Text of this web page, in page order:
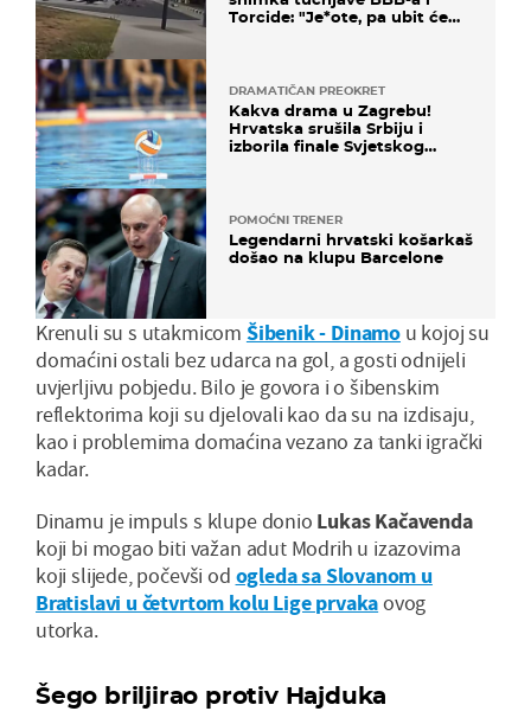
Torcide: "Je*ote, pa ubit će
DRAMATIČAN PREOKRET
Kakva drama u Zagrebu!
Hrvatska srušila Srbiju i
izborila finale Svjetskog
POMOĆNI TRENER
Legendarni hrvatski košarkaš
došao na klupu Barcelone
Krenuli su s utakmicom Šibenik - Dinamo u kojoj su
domaćini ostali bez udarca na gol, a gosti odnijeli
uvjerljivu pobjedu. Bilo je govora i o šibenskim
reflektorima koji su djelovali kao da su na izdisaju,
kao i problemima domaćina vezano za tanki igrački
kadar.
Dinamu je impuls s klupe donio Lukas Kačavenda
koji bi mogao biti važan adut Modrih u izazovima
koji slijede, počevši od ogleda sa Slovanom u
Bratislavi u četvrtom kolu Lige prvakaovog
utorka.
Šego briljirao protiv Hajduka